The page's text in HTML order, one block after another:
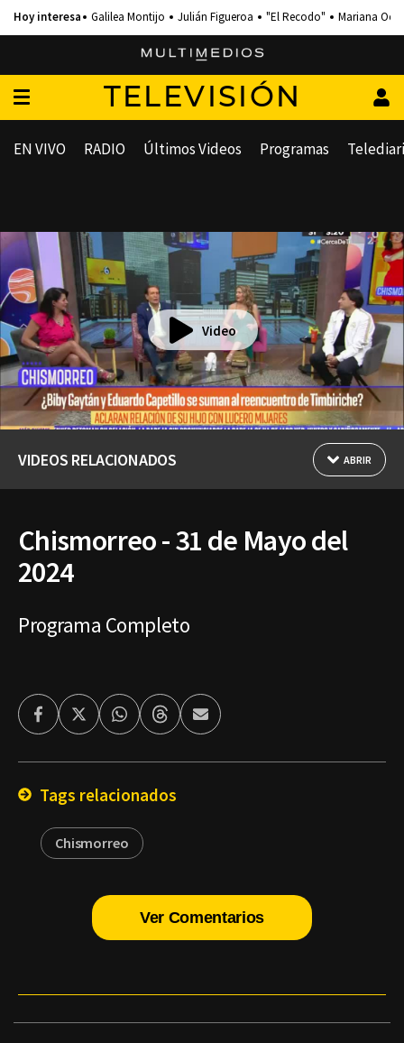
Galilea Montijo Julián Figueroa "El Recodo" Mariana
TELEVISIÓN
EN VIVO RADIO Últimos Videos Programas
Video
VIDEOS RELACIONADOS ABRIR
Chismorreo - 31 de Mayo del
2024
Programa Completo
FacebookTwitterWhatsappThreadsEnviar
por
Tags relacionados
Chismorreo
Ver Comentarios